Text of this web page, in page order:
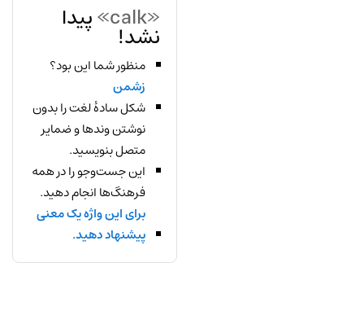
«calk» پیدا
نشد!
منظور شما این بود؟
زشمن
شکل سادهٔ لغت را بدون
نوشتن وندها و ضمایر
متصل بنویسید.
این جست‌وجو را در همه
فرهنگ‌ها انجام دهید.
برای این واژه یک معنی
پیشنهاد دهید.